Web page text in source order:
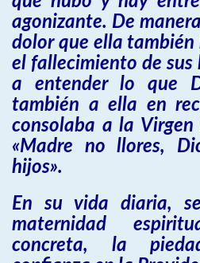
agonizante. De
dolor que ella también
el fallecimiento de
a entender lo que
también a ella en
consolaba a la
«Madre no llores,
hijos».
En su vida diaria,
maternidad
concreta, la